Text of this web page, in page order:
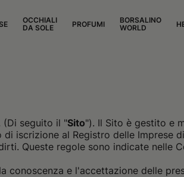
OCCHIALI
DA SOLE
PROFUMI
BORSALINO
WORLD
(Di seguito il "Sito"). Il Sito è gestito e
iscrizione al Registro delle Imprese
Queste regole sono indicate nelle
e l'accettazione delle